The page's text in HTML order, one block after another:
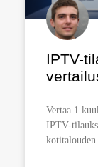
IPTV-
Vertaa 1
IPTV-
kotitalouden